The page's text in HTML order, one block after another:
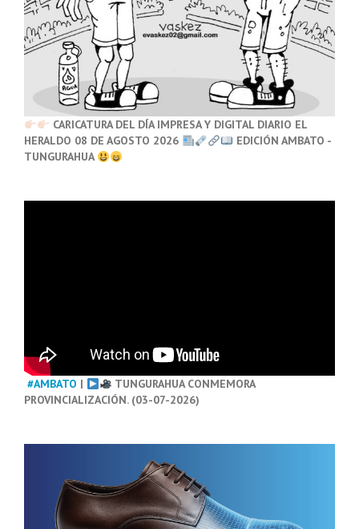
CARICATURA DEL DÍA IMPRESA Y DIGITAL DIARIO EL
HERALDO 08 DE AGOSTO 2026
EDICIÓN AMBATO -
TUNGURAHUA
#AMBATO |
TUNGURAHUA CONMEMORA
PROVINCIALIZACIÓN. (03-07-2026)